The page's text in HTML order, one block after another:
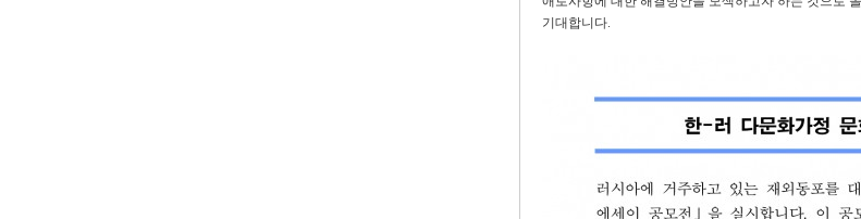
기대합니다.